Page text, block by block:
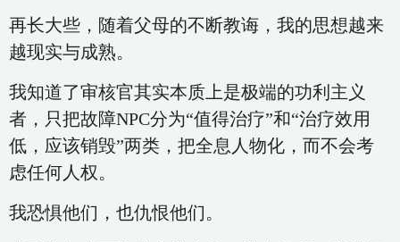
再长大些，随着父母的不断教诲，我的思想越来
越现实与成熟。
我知道了审核官其实本质上是极端的功利主义
者，只把故障NPC分为“值得治疗”和“治疗效用
低，应该销毁”两类，把全息人物化，而不会考
虑任何人权。
我恐惧他们，也仇恨他们。